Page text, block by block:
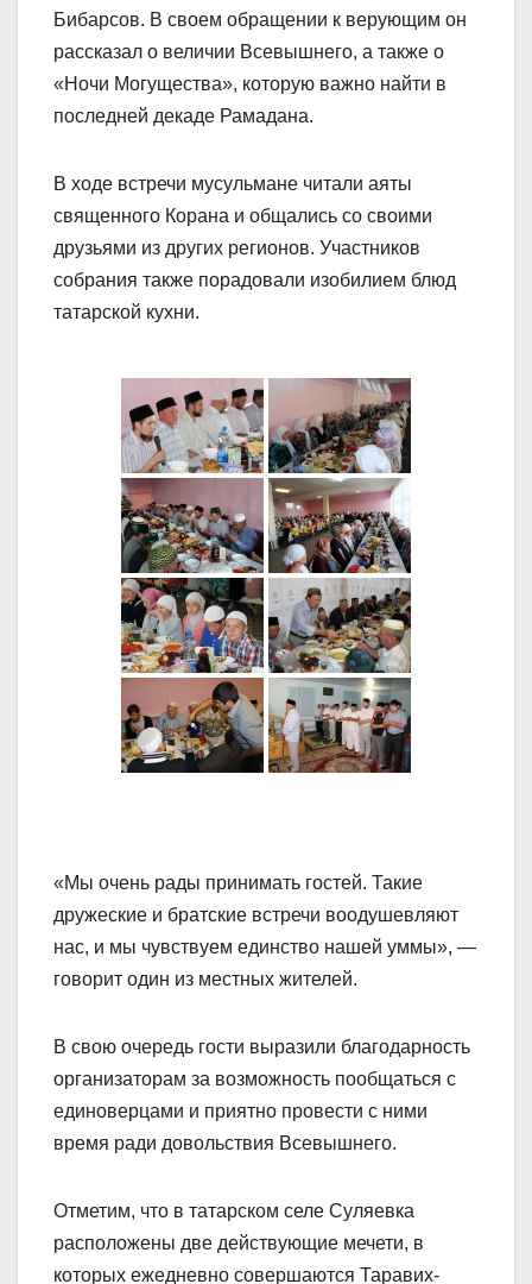
Бибарсов. В своем обращении к верующим он
рассказал о величии Всевышнего, а также о
«Ночи Могущества», которую важно найти в
последней декаде Рамадана.
В ходе встречи мусульмане читали аяты
священного Корана и общались со своими
друзьями из других регионов. Участников
собрания также порадовали изобилием блюд
татарской кухни.
«Мы очень рады принимать гостей. Такие
дружеские и братские встречи воодушевляют
нас, и мы чувствуем единство нашей уммы», —
говорит один из местных жителей.
В свою очередь гости выразили благодарность
организаторам за возможность пообщаться с
единоверцами и приятно провести с ними
время ради довольствия Всевышнего.
Отметим, что в татарском селе Суляевка
расположены две действующие мечети, в
которых ежедневно совершаются Таравих-